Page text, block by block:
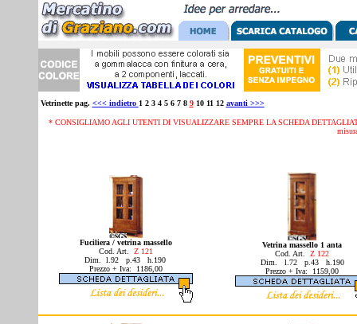
Vetrinette pag. <<< indietro 1 2 3 4 5 6 7 8 910 11 12 avanti >>>
* CONSIGLIAMO AGLI UTENTI DI VISUALIZZARE SEMPRE LA SCHEDA
Fuciliera / vetrina massello
Cod. Art. Z 121
Dim. l.92 p.43 h.190
Prezzo + Iva: 1186,00
Vetrina massello 1 anta
Cod. Art.
Z 122
Dim. l.72 p.43 h.190
Prezzo + Iva: 1159,00